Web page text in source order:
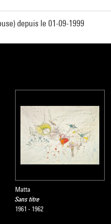
depuis le 01-09-1999
Matta
Sans titre
1961 - 1962